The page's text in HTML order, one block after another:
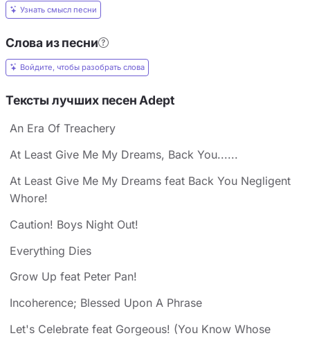
Узнать смысл песни
Слова из песни
Войдите, чтобы разобрать слова
Тексты лучших песен Adept
An Era Of Treachery
At Least Give Me My Dreams, Back You......
At Least Give Me My Dreams feat Back You Negligent
Whore!
Caution! Boys Night Out!
Everything Dies
Grow Up feat Peter Pan!
Incoherence; Blessed Upon A Phrase
Let's Celebrate feat Gorgeous! (You Know Whose